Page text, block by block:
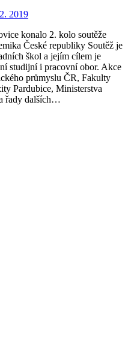
2019
konalo 2. kolo soutěže
České republiky Soutěž je
škol a jejím cílem je
studijní i pracovní obor. Akce
průmyslu ČR, Fakulty
Pardubice, Ministerstva
řady dalších…